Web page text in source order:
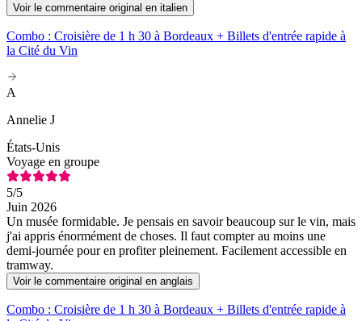
Voir le commentaire original en italien
Combo : Croisière de 1 h 30 à Bordeaux + Billets d'entrée rapide à
la Cité du Vin
A
Annelie J
États-Unis
Voyage en groupe
5/5
Juin 2026
Un musée formidable. Je pensais en savoir beaucoup sur le vin, mais
j'ai appris énormément de choses. Il faut compter au moins une
demi-journée pour en profiter pleinement. Facilement accessible en
tramway.
Voir le commentaire original en anglais
Combo : Croisière de 1 h 30 à Bordeaux + Billets d'entrée rapide à